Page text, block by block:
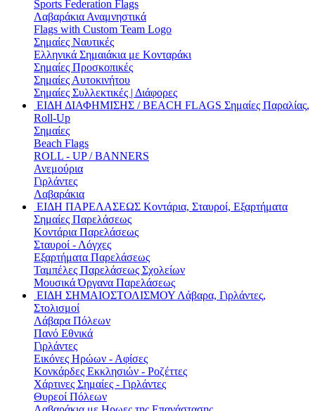
Sports Federation Flags
Λαβαράκια Αναμνηστικά
Flags with Custom Team Logo
Σημαίες Ναυτικές
Ελληνικά Σημαιάκια με Κονταράκι
Σημαίες Προσκοπικές
Σημαίες Αυτοκινήτου
Σημαίες Συλλεκτικές | Διάφορες
ΕΙΔΗ ΔΙΑΦΗΜΙΣΗΣ / BEACH FLAGS Σημαίες Παραλίας,
Roll-Up
Σημαίες
Beach Flags
ROLL - UP / BANNERS
Ανεμούρια
Γιρλάντες
Λαβαράκια
ΕΙΔΗ ΠΑΡΕΛΑΣΕΩΣ Κοντάρια, Σταυροί, Εξαρτήματα
Σημαίες Παρελάσεως
Κοντάρια Παρελάσεως
Σταυροί - Λόγχες
Εξαρτήματα Παρελάσεως
Ταμπέλες Παρελάσεως Σχολείων
Μουσικά Όργανα Παρελάσεως
ΕΙΔΗ ΣΗΜΑΙΟΣΤΟΛΙΣΜΟΥ Λάβαρα, Γιρλάντες,
Στολισμοί
Λάβαρα Πόλεων
Πανό Εθνικά
Γιρλάντες
Εικόνες Ηρώων - Αφίσες
Κονκάρδες Εκκλησιών - Ροζέττες
Χάρτινες Σημαίες - Γιρλάντες
Θυρεοί Πόλεων